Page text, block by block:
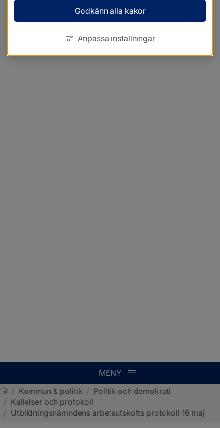
MENY
Sotenäs kommun
/ Kommun & politik / Politik och demokrati
/ Kallelser och protokoll
/ Utbildningsnämndens arbetsutskotts protokoll 16 maj
Godkänn alla kakor
Anpassa inställningar